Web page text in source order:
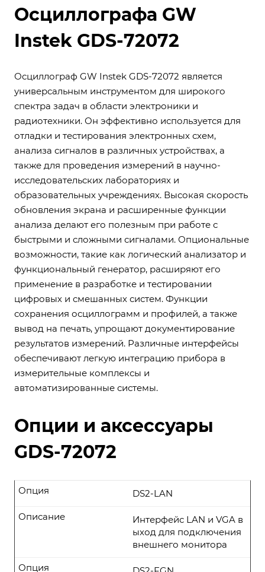
Осциллографа GW
Instek GDS-72072
Осциллограф GW Instek GDS-72072 является
универсальным инструментом для широкого
спектра задач в области электроники и
радиотехники. Он эффективно используется для
отладки и тестирования электронных схем,
анализа сигналов в различных устройствах, а
также для проведения измерений в научно-
исследовательских лабораториях и
образовательных учреждениях. Высокая скорость
обновления экрана и расширенные функции
анализа делают его полезным при работе с
быстрыми и сложными сигналами. Опциональные
возможности, такие как логический анализатор и
функциональный генератор, расширяют его
применение в разработке и тестировании
цифровых и смешанных систем. Функции
сохранения осциллограмм и профилей, а также
вывод на печать, упрощают документирование
результатов измерений. Различные интерфейсы
обеспечивают легкую интеграцию прибора в
измерительные комплексы и
автоматизированные системы.
Опции и аксессуары
GDS-72072
DS2-LAN
Опция
Интерфейс LAN и VGA в
ыход для подключения
внешнего монитора
Описание
Опция